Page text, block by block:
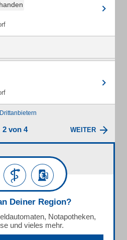
2 von 4 WEITER
Deiner Region?
Notapotheken,
und vieles mehr.